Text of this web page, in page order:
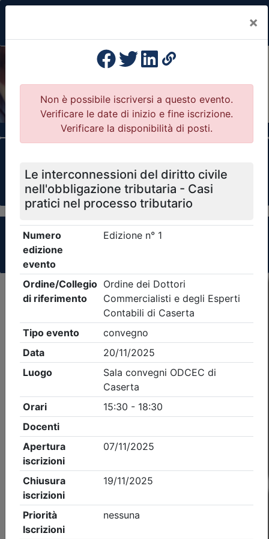
×
Previous
Il portale della formazione per Ordini e
Collegi Professionali
Clicca qui - espandi la sezione dei filtri ricerca
eventi
Criteri di ricerca applicati:
- Tipo Ordine/collegio:Dott. Comm. E.C.
Caserta
- Eventi in programma dal
Precedente 1 Successiva
Nessun risultato per i parametri inseriti
Esito della ricerca eventi formativi